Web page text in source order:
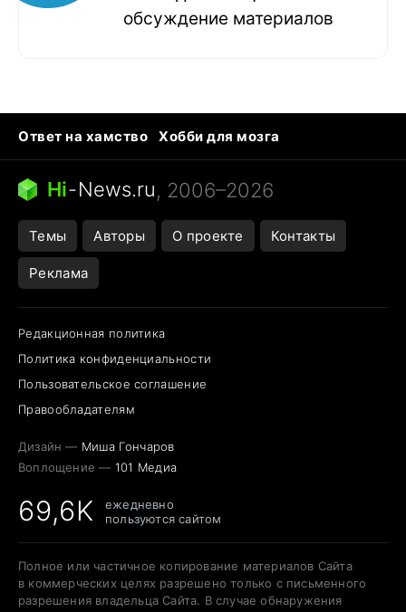
обсуждение материалов
Ответ на хамство
Хобби для мозга
Бензин 100 vs 95
Тунцы в океанариуме
Следующая пандемия
Hi-News.ru, 2006–2026
Темы Авторы О проекте Контакты
Реклама
Редакционная политика
Политика конфиденциальности
Пользовательское соглашение
Правообладателям
Дизайн — Миша Гончаров
Воплощение — 101 Медиа
69,6K
ежедневно
пользуются сайтом
Полное или частичное копирование материалов Сайта
в коммерческих целях разрешено только с письменного
разрешения владельца Сайта. В случае обнаружения